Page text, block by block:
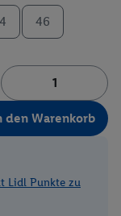
46
den Warenkorb
Lidl Punkte zu